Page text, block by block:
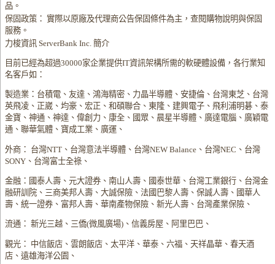
品。
保固政策： 實際以原廠及代理商公告保固條件為主，查閱購物說明與保固
服務。
力梭資訊 ServerBank Inc. 簡介
目前已經為超過30000家企業提供IT資訊架構所需的軟硬體設備，各行業知
名客戶如：
製造業：台積電、友達、鴻海精密、力晶半導體、安捷倫、台灣東芝、台灣
英飛凌、正崴、均豪、宏正、和碩聯合、東隆、建興電子、飛利浦明碁、泰
金寶、神通、神達、偉創力、康全、國眾、晨星半導體、廣達電腦、廣穎電
通、聯華氣體、寶成工業、廣運、
外商： 台灣NTT、台灣意法半導體、台灣NEW Balance、台灣NEC、台灣
SONY、台灣富士全祿、
金融：國泰人壽、元大證券、南山人壽、國泰世華、台灣工業銀行、台灣金
融研訓院、三商美邦人壽、大誠保險、法國巴黎人壽、保誠人壽、國華人
壽、統一證券、富邦人壽、華南產物保險、新光人壽、台灣產業保險、
流通： 新光三越、三僑(微風廣場)、信義房屋、阿里巴巴、
觀光： 中信飯店、雲朗飯店、太平洋、華泰、六福、天祥晶華、春天酒
店、遠雄海洋公園、